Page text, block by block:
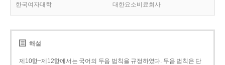
한국여자대학 대한요소비료회사
해설
제10항~제12항에서는 국어의 두음 법칙을 규정하였다. 두음 법칙은 단